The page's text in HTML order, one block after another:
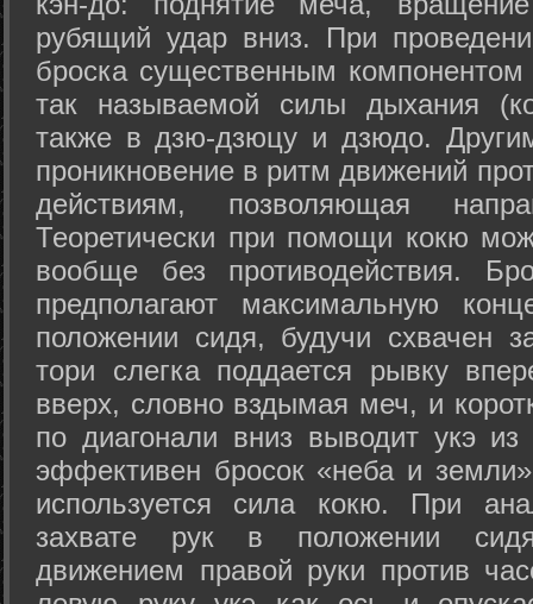
рубящий удар вниз. При
броска существенным компонентом
так называемой силы дыхания
также в дзю-дзюцу и дзюдо.
проникновение в ритм движений
действиям, позволяющая
Теоретически при помощи кокю
вообще без противодействия.
предполагают максимальную
положении сидя, будучи схвачен
тори слегка поддается рывку
вверх, словно вздымая меч, и
по диагонали вниз выводит укэ
эффективен бросок «неба и
используется сила кокю. При
захвате рук в положении
движением правой руки против